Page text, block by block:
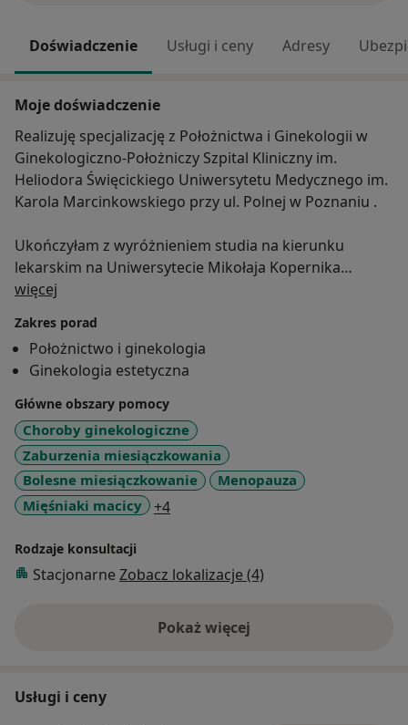
Doświadczenie Usługi i ceny Adresy
Moje doświadczenie
Realizuję specjalizację z Położnictwa i Ginekologii w
Ginekologiczno-Położniczy Szpital Kliniczny im.
Heliodora Święcickiego Uniwersytetu Medycznego im.
Karola Marcinkowskiego przy ul. Polnej w Poznaniu .
Ukończyłam z wyróżnieniem studia na kierunku
lekarskim na Uniwersytecie Mikołaja Kopernika
Collegium Medicum im. Ludwika Rydygiera w
położnictwa i ginekologii w Ginekologiczno-
Położniczym Szpitalu Klinicznym im. Heliodora
Święcickiego Uniwersytetu Medycznego im. Karola
Marcinkowskiego w Poznaniu przy ul. Polnej 33.
Jednocześnie w Szpitalu tym pełnię dyżury w obrębie
Sali Porodowej i Izbie Przyjęć.
Stale udoskonalam swoja wiedzę podczas licznych
szkoleń w zakresie diagnostyki, leczenia schorzeń
opieką nad kobietą ciężarną, poradnictwem w zakresie
antykoncepcji, diagnostyką zaburzeń
więcej
Zakres porad
Położnictwo i ginekologia
Ginekologia estetyczna
Główne obszary pomocy
Choroby ginekologiczne
Zaburzenia miesiączkowania
Bolesne miesiączkowanie
Menopauza
Mięśniaki macicy
+4a11y_sr_more_diseases
Rodzaje konsultacji
Stacjonarne Zobacz lokalizacje (4)
Pokaż więcejo doświadczeniu
Usługi i ceny